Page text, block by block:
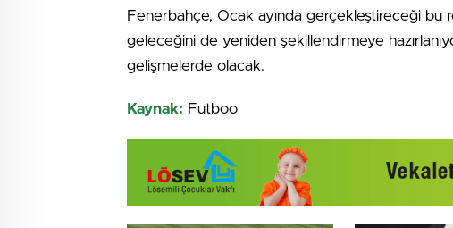
Fenerbahçe, Ocak ayında gerçekleştireceği bu
geleceğini de yeniden şekillendirmeye
gelişmelerde olacak.
Kaynak: Futboo